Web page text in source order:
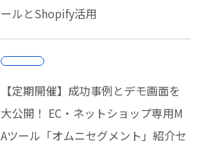
ールとShopify活用
【定期開催】成功事例とデモ画面を
大公開！ EC・ネットショップ専用M
Aツール「オムニセグメント」紹介セ